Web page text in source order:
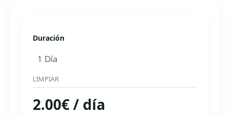
Duración
LIMPIAR
2.00€/ día